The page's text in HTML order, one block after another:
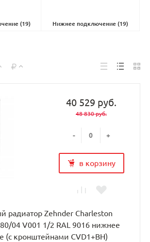
(19) Нижнее подключение (19)
40 529 руб.
48 830 руб.
- +
в корзину
радиатор Zehnder Charleston
04 V001 1/2 RAL 9016 нижнее
(с кронштейнами CVD1+BH)